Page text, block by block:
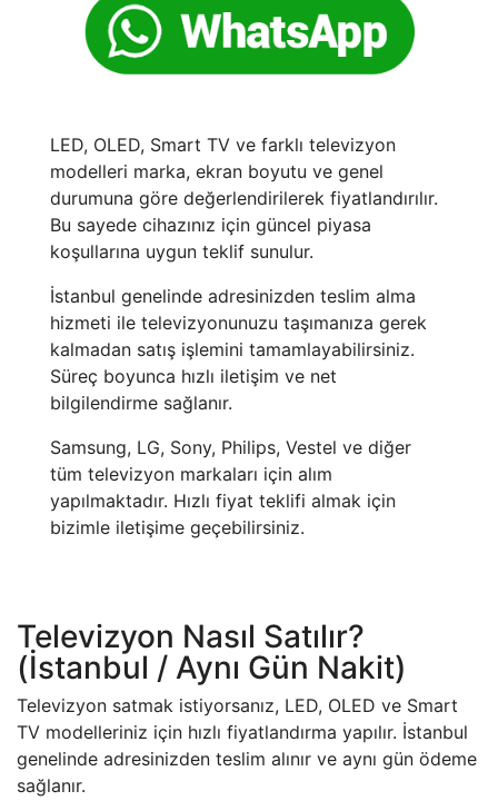
LED, OLED, Smart TV ve farklı televizyon
modelleri marka, ekran boyutu ve genel
durumuna göre değerlendirilerek fiyatlandırılır.
Bu sayede cihazınız için güncel piyasa
koşullarına uygun teklif sunulur.
İstanbul genelinde adresinizden teslim alma
hizmeti ile televizyonunuzu taşımanıza gerek
kalmadan satış işlemini tamamlayabilirsiniz.
Süreç boyunca hızlı iletişim ve net
bilgilendirme sağlanır.
Samsung, LG, Sony, Philips, Vestel ve diğer
tüm televizyon markaları için alım
yapılmaktadır. Hızlı fiyat teklifi almak için
bizimle iletişime geçebilirsiniz.
Televizyon Nasıl Satılır?
(İstanbul / Aynı Gün Nakit)
Televizyon satmak istiyorsanız, LED, OLED ve Smart
TV modelleriniz için hızlı fiyatlandırma yapılır. İstanbul
genelinde adresinizden teslim alınır ve aynı gün ödeme
sağlanır.